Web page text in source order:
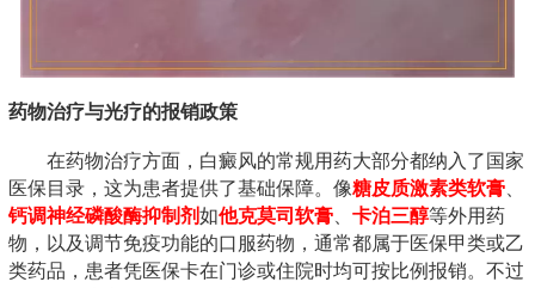
药物治疗与光疗的报销政策
在药物治疗方面，白癜风的常规用药大部分都纳入了国家
医保目录，这为患者提供了基础保障。像糖皮质激素类软膏
钙调神经磷酸酶抑制剂如他克莫司软膏 卡泊三醇等外用药
物，以及调节免疫功能的口服药物，通常都属于医保甲类或乙
类药品，患者凭医保卡在门诊或住院时均可按比例报销。不过